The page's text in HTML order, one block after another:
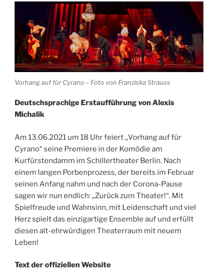
Vorhang auf für Cyrano – Foto von Franziska Strauss
Deutschsprachige Erstaufführung von Alexis
Michalik
Am 13.06.2021 um 18 Uhr feiert „Vorhang auf für
Cyrano“ seine Premiere in der Komödie am
Kurfürstendamm im Schillertheater Berlin. Nach
einem langen Porbenprozess, der bereits im Februar
seinen Anfang nahm und nach der Corona-Pause
sagen wir nun endlich: „Zurück zum Theater!“. Mit
Spielfreude und Wahnsinn, mit Leidenschaft und viel
Herz spielt das einzigartige Ensemble auf und erfüllt
diesen alt-ehrwürdigen Theaterraum mit neuem
Leben!
Text der offiziellen Website